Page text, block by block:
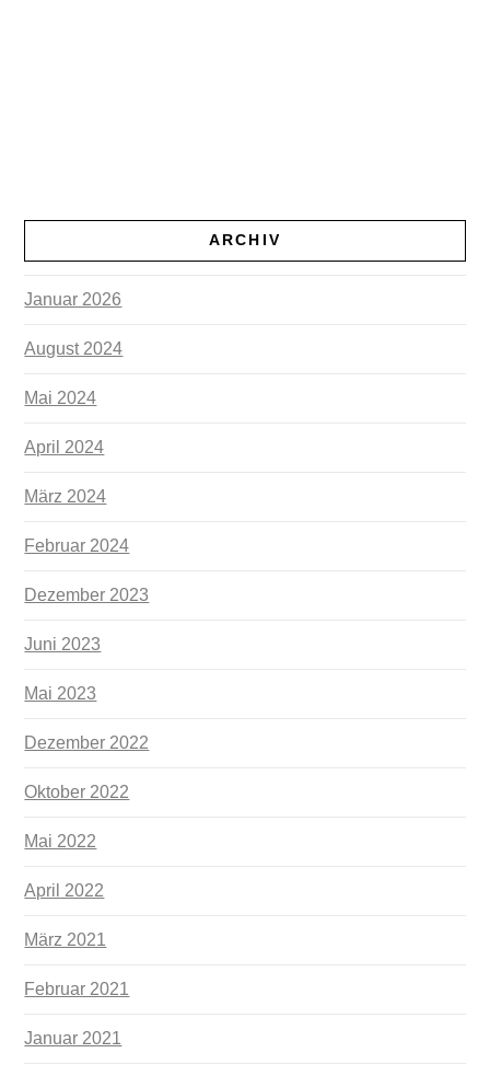
ARCHIV
Januar 2026
August 2024
Mai 2024
April 2024
März 2024
Februar 2024
Dezember 2023
Juni 2023
Mai 2023
Dezember 2022
Oktober 2022
Mai 2022
April 2022
März 2021
Februar 2021
Januar 2021